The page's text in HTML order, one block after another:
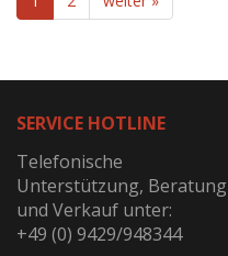
SERVICE HOTLINE
Telefonische
Unterstützung, Beratung
und Verkauf unter:
+49 (0) 9429/948344